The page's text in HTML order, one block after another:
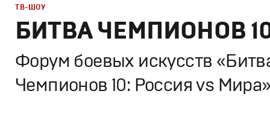
БИТВА ЧЕМПИОНОВ
Форум боевых искусств
Чемпионов 10: Россия vs
ТВ-ШОУ